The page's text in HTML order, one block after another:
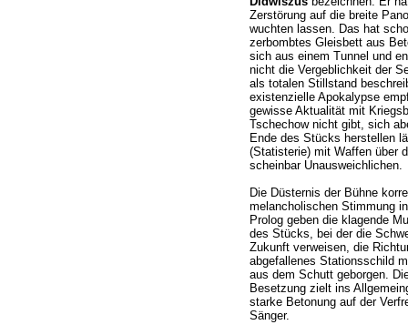
Zerstörung auf die breite
wuchten lassen. Das hat
zerbombtes Gleisbett aus
sich aus einem Tunnel und
nicht die Vergeblichkeit der
als totalen Stillstand
existenzielle Apokalypse
gewisse Aktualität mit
Tschechow nicht gibt, sich
Ende des Stücks herstellen
(Statisterie) mit Waffen über
scheinbar Unausweichlichen.
Die Düsternis der Bühne
melancholischen Stimmung
Prolog geben die klagende
des Stücks, bei der die
Zukunft verweisen, die
abgefallenes Stationsschild
aus dem Schutt geborgen.
Besetzung zielt ins
starke Betonung auf der
Sänger.